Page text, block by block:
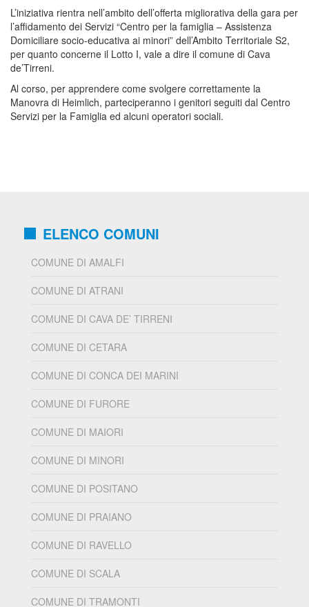
L’iniziativa rientra nell’ambito dell’offerta migliorativa della gara per
l’affidamento dei Servizi “Centro per la famiglia – Assistenza
Domiciliare socio-educativa ai minori” dell’Ambito Territoriale S2,
per quanto concerne il Lotto I, vale a dire il comune di Cava
de’Tirreni.
Al corso, per apprendere come svolgere correttamente la
Manovra di Heimlich, parteciperanno i genitori seguiti dal Centro
Servizi per la Famiglia ed alcuni operatori sociali.
ELENCO COMUNI
COMUNE DI AMALFI
COMUNE DI ATRANI
COMUNE DI CAVA DE’ TIRRENI
COMUNE DI CETARA
COMUNE DI CONCA DEI MARINI
COMUNE DI FURORE
COMUNE DI MAIORI
COMUNE DI MINORI
COMUNE DI POSITANO
COMUNE DI PRAIANO
COMUNE DI RAVELLO
COMUNE DI SCALA
COMUNE DI TRAMONTI